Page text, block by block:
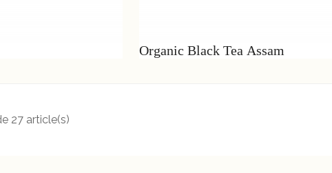
Organic Black Tea Assam
27 article(s)